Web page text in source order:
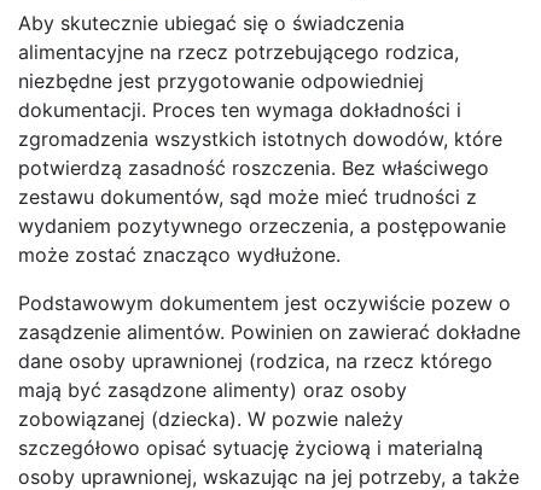
Aby skutecznie ubiegać się o świadczenia
alimentacyjne na rzecz potrzebującego rodzica,
niezbędne jest przygotowanie odpowiedniej
dokumentacji. Proces ten wymaga dokładności i
zgromadzenia wszystkich istotnych dowodów, które
potwierdzą zasadność roszczenia. Bez właściwego
zestawu dokumentów, sąd może mieć trudności z
wydaniem pozytywnego orzeczenia, a postępowanie
może zostać znacząco wydłużone.
Podstawowym dokumentem jest oczywiście pozew o
zasądzenie alimentów. Powinien on zawierać dokładne
dane osoby uprawnionej (rodzica, na rzecz którego
mają być zasądzone alimenty) oraz osoby
zobowiązanej (dziecka). W pozwie należy
szczegółowo opisać sytuację życiową i materialną
osoby uprawnionej, wskazując na jej potrzeby, a także